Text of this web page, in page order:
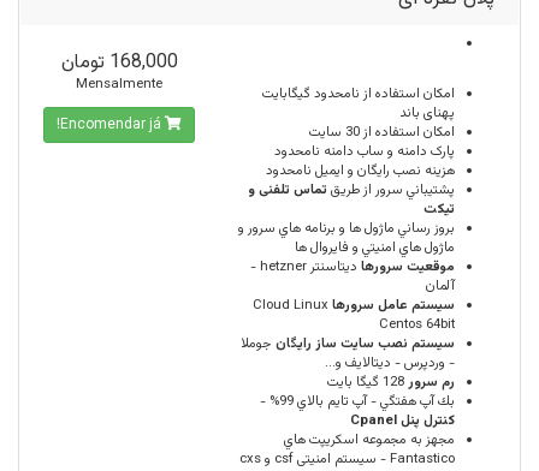
امكان استفاده از نامحدود گیگابایت
پهنای باند
امکان استفاده از30 سایت
پارک دامنه و ساب دامنه نامحدود
هزینه نصب رایگان و ایمیل نامحدود
پشتيباني سرور از طريق تماس تلفنی و
تیکت
بروز رساني ماژول ها و برنامه هاي سرور و
ماژول هاي امنيتي و فايروال ها
موقعيت سرورها
ديتاسنتر hetzner -
آلمان
سيستم عامل سرورها Cloud Linux
Centos 64bit
سیستم نصب سایت ساز رایگان جوملا
- وردپرس - دیتالایف و...
رم سرور128 گيگا بايت
بك آپ هفتگي - آپ تايم بالاي 99% -
كنترل پنل Cpanel
مجهز به مجموعه اسكريپت هاي
Fantastico - سیستم امنیتی csf و cxs
168,000 تومان
Mensalmente
Encomendar já!